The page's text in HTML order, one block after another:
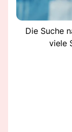
Die Suche
viele